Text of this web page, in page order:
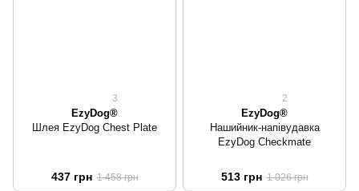
3
EzyDog®
Шлея EzyDog Chest Plate
437 грн 1 458 грн
2
EzyDog®
Нашийник-напівудавка
EzyDog Checkmate
513 грн 1 026 грн